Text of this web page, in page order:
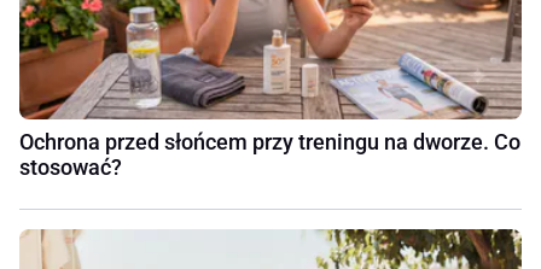
Ochrona przed słońcem przy treningu na dworze. Co
stosować?